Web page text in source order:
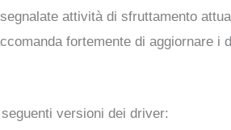
attività di sfruttamento
fortemente di aggiornare
versioni dei driver: